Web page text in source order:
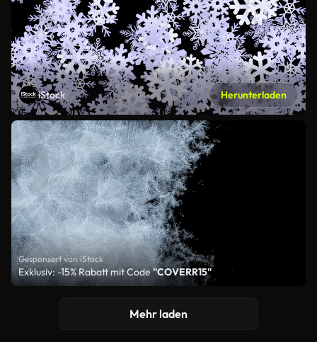
iStock Herunterladen
Gesponsert von iStock
Exklusiv: -15% Rabatt mit Code"COVERR15"
Mehr laden